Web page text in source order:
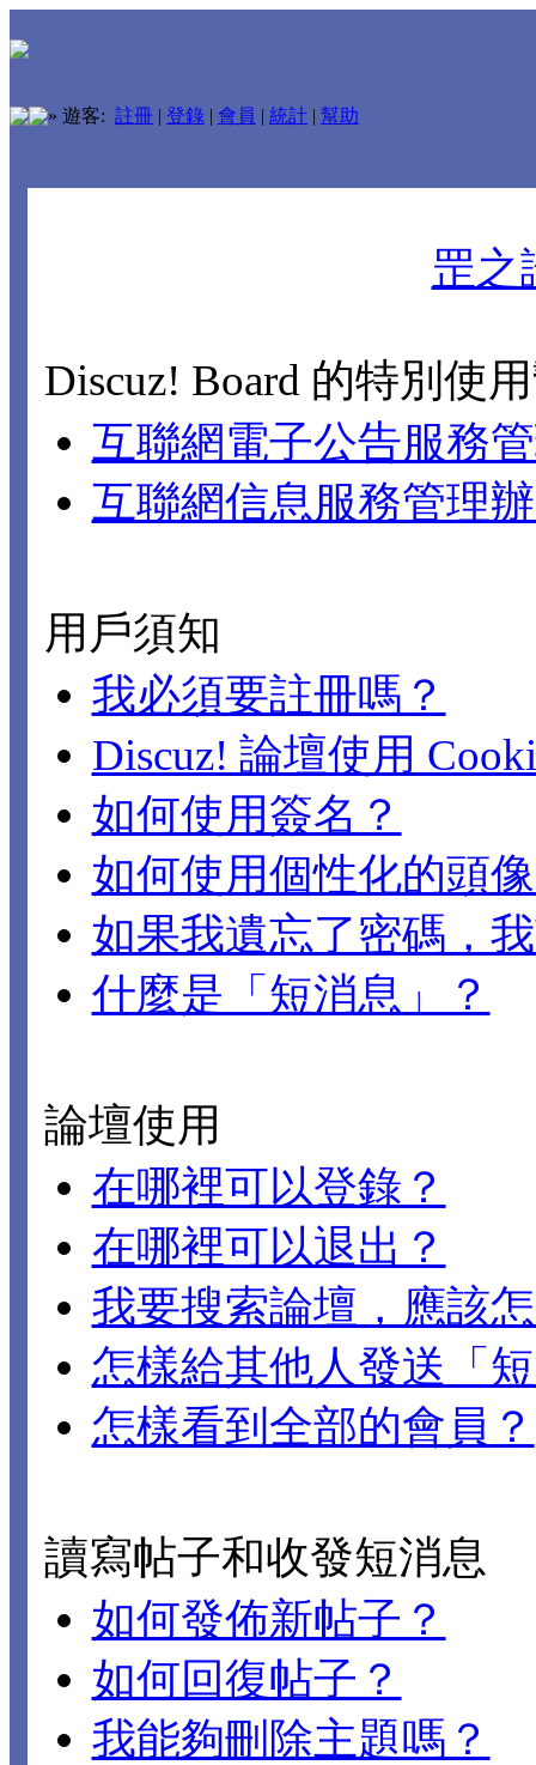
» 遊客: 註冊 | 登錄 | 會員 | 統計 | 幫助
罡之
Discuz! Board 的特別使
互聯網電子公告服務
互聯網信息服務管理
用戶須知
我必須要註冊嗎？
Discuz! 論壇使用
如何使用簽名？
如何使用個性化的頭
如果我遺忘了密碼，
什麼是「短消息」？
論壇使用
在哪裡可以登錄？
在哪裡可以退出？
我要搜索論壇，應該
怎樣給其他人發送「
怎樣看到全部的會員？
讀寫帖子和收發短消息
如何發佈新帖子？
如何回復帖子？
我能夠刪除主題嗎？